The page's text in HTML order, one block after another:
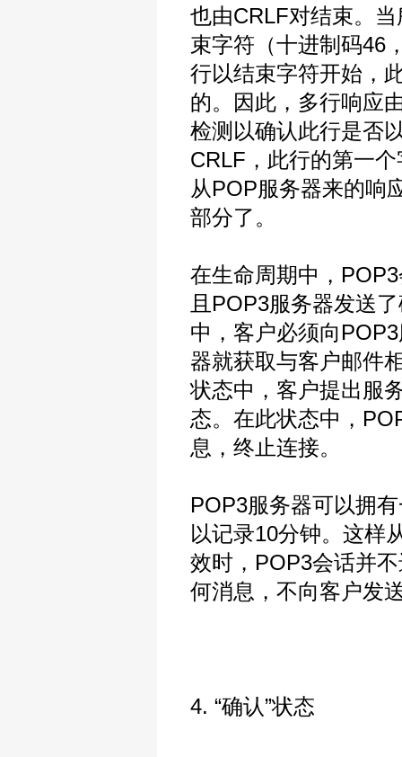
也由CRLF对结束。
束字符（十进制码46
行以结束字符开始，
的。因此，多行响应
检测以确认此行是否
CRLF，此行的第一
从POP服务器来的响
部分了。
在生命周期中，
且POP3服务器发送
中，客户必须向
器就获取与客户邮件
状态中，客户提出服
态。在此状态中，
息，终止连接。
POP3服务器可以拥
以记录10分钟。这样
效时，POP3会话并
何消息，不向客户发
4. “确认”状态